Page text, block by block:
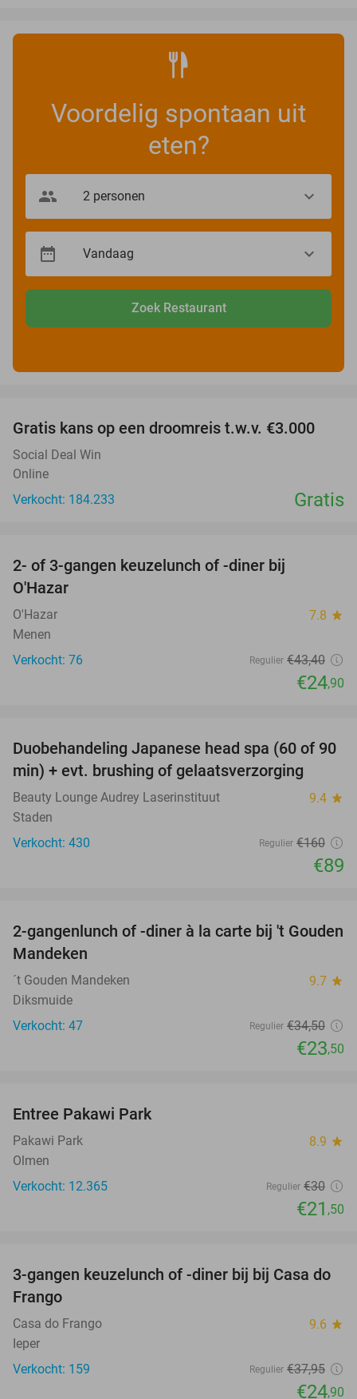
Voordelig spontaan uit
eten?
Zoek Restaurant
Gratis kans op een droomreis t.w.v. €3.000
Social Deal Win
Online
Verkocht: 184.233
Gratis
2- of 3-gangen keuzelunch of -diner bij
O'Hazar
O'Hazar 7.8 star
Menen
Verkocht: 76
Regulier €43,40
€24,90
44%
Duobehandeling Japanese head spa (60 of 90
min) + evt. brushing of gelaatsverzorging
Beauty Lounge Audrey Laserinstituut 9.4 star
Staden
Verkocht: 430
Regulier €160
€89
32%
2-gangenlunch of -diner à la carte bij 't Gouden
Mandeken
´t Gouden Mandeken 9.7 star
Diksmuide
Verkocht: 47
Regulier €34,50
€23,50
Entree Pakawi Park
Pakawi Park 8.9 star
Olmen
Verkocht: 12.365
Regulier €30
€21 ,50
34%
3-gangen keuzelunch of -diner bij bij Casa do
Frango
Casa do Frango 9.6 star
Ieper
Verkocht: 159
Regulier €37,95
€24,90